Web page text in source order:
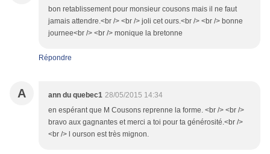
bon retablissement pour monsieur cousons mais il ne faut
jamais attendre.<br /> <br /> joli cet ours.<br /> <br /> bonne
journee<br /> <br /> monique la bretonne
Répondre
A ann du quebec1 28/05/2015 14:34
en espérant que M Cousons reprenne la forme. <br /> <br />
bravo aux gagnantes et merci a toi pour ta générosité.<br />
<br /> l ourson est très mignon.